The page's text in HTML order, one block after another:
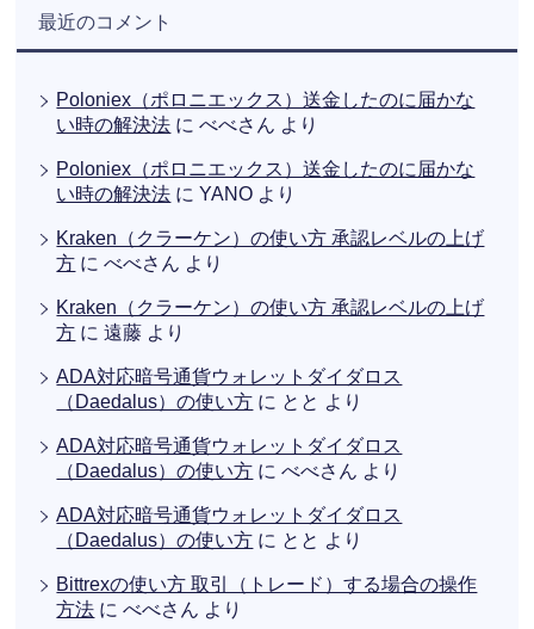
最近のコメント
Poloniex（ポロニエックス）送金したのに届かな
い時の解決法 にべべさん より
Poloniex（ポロニエックス）送金したのに届かな
い時の解決法 にYANO より
Kraken（クラーケン）の使い方 承認レベルの上げ
方 にべべさん より
Kraken（クラーケン）の使い方 承認レベルの上げ
方 に遠藤 より
ADA対応暗号通貨ウォレットダイダロス
（Daedalus）の使い方 に とと より
ADA対応暗号通貨ウォレットダイダロス
（Daedalus）の使い方 にべべさん より
ADA対応暗号通貨ウォレットダイダロス
（Daedalus）の使い方 に とと より
Bittrexの使い方 取引（トレード）する場合の操作
方法 にべべさん より